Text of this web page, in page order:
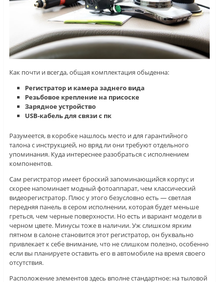
Как почти и всегда, общая комплектация обыденна:
Регистратор и камера заднего вида
Резьбовое крепление на присоске
Зарядное устройство
USB-кабель для связи с пк
Разумеется, в коробке нашлось место и для гарантийного
талона с инструкцией, но вряд ли они требуют отдельного
упоминания. Куда интереснее разобраться с исполнением
компонентов.
Сам регистратор имеет броский запоминающийся корпус и
скорее напоминает модный фотоаппарат, чем классический
видеорегистратор. Плюс у этого безусловно есть — светлая
передняя панель в сером исполнении, которая будет меньше
греться, чем черные поверхности. Но есть и вариант модели в
черном цвете. Минусы тоже в наличии. Уж слишком ярким
пятном в салоне становится этот регистратор, он буквально
привлекает к себе внимание, что не слишком полезно, особенно
если вы планируете оставить его в автомобиле на время своего
отсутствия.
Расположение элементов здесь вполне стандартное: на тыловой